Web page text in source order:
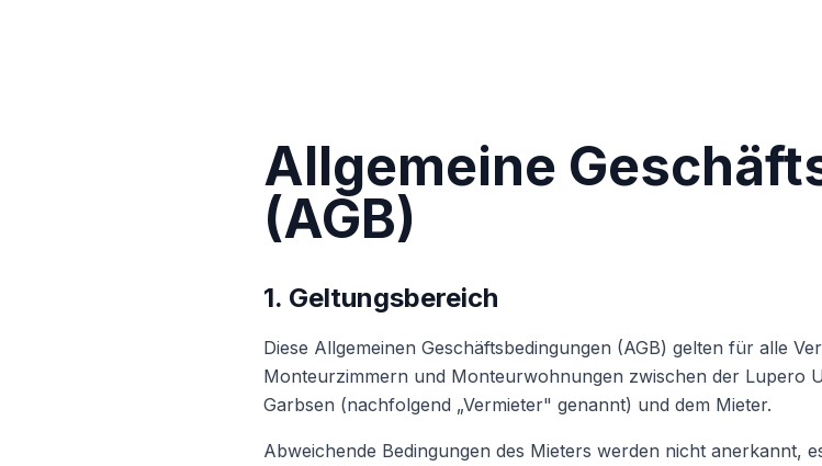
Allgemeine
(AGB)
1. Geltungsbereich
Diese Allgemeinen Geschäftsbedingungen (AGB) gelten für alle
Monteurzimmern und Monteurwohnungen zwischen der Lupero
Garbsen (nachfolgend „Vermieter" genannt) und dem Mieter.
Abweichende Bedingungen des Mieters werden nicht anerkannt,